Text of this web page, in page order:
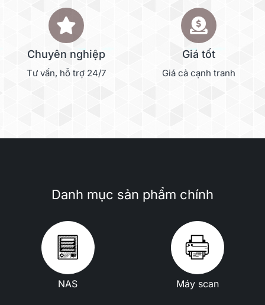
Chuyên nghiệp
Tư vấn, hỗ trợ 24/7
Giá tốt
Giá cả cạnh tranh
Danh mục sản phẩm chính
NAS Máy scan